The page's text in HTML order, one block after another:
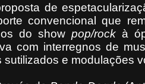
de
convencional que
do show pop/rock à
com interregnos de
sutilizados e modulações